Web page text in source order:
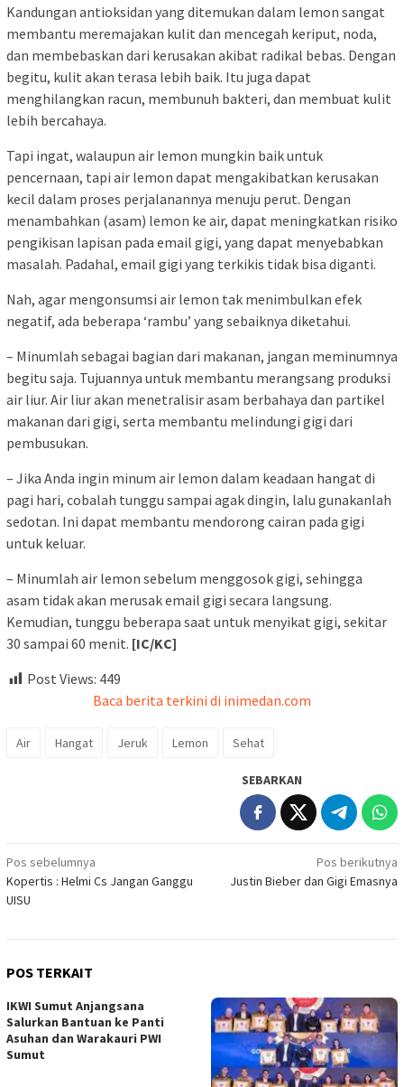
Kandungan antioksidan yang ditemukan dalam lemon sangat
membantu meremajakan kulit dan mencegah keriput, noda,
dan membebaskan dari kerusakan akibat radikal bebas. Dengan
begitu, kulit akan terasa lebih baik. Itu juga dapat
menghilangkan racun, membunuh bakteri, dan membuat kulit
lebih bercahaya.
Tapi ingat, walaupun air lemon mungkin baik untuk
pencernaan, tapi air lemon dapat mengakibatkan kerusakan
kecil dalam proses perjalanannya menuju perut. Dengan
menambahkan (asam) lemon ke air, dapat meningkatkan risiko
pengikisan lapisan pada email gigi, yang dapat menyebabkan
masalah. Padahal, email gigi yang terkikis tidak bisa diganti.
Nah, agar mengonsumsi air lemon tak menimbulkan efek
negatif, ada beberapa ‘rambu’ yang sebaiknya diketahui.
– Minumlah sebagai bagian dari makanan, jangan meminumnya
begitu saja. Tujuannya untuk membantu merangsang produksi
air liur. Air liur akan menetralisir asam berbahaya dan partikel
makanan dari gigi, serta membantu melindungi gigi dari
pembusukan.
– Jika Anda ingin minum air lemon dalam keadaan hangat di
pagi hari, cobalah tunggu sampai agak dingin, lalu gunakanlah
sedotan. Ini dapat membantu mendorong cairan pada gigi
untuk keluar.
– Minumlah air lemon sebelum menggosok gigi, sehingga
asam tidak akan merusak email gigi secara langsung.
Kemudian, tunggu beberapa saat untuk menyikat gigi, sekitar
30 sampai 60 menit. [IC/KC]
Post Views: 449
Baca berita terkini di inimedan.com
Air Hangat Jeruk Lemon Sehat
SEBARKAN
Navigasi
pos
Pos sebelumnya
Kopertis : Helmi Cs Jangan Ganggu
UISU
Pos berikutnya
Justin Bieber dan Gigi Emasnya
POS TERKAIT
IKWI Sumut Anjangsana
Salurkan Bantuan ke Panti
Asuhan dan Warakauri PWI
Sumut